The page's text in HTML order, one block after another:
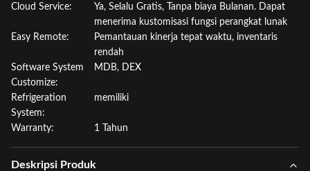
Cloud Service:
Ya, Selalu Gratis, Tanpa biaya Bulanan. Dapat
menerima kustomisasi fungsi perangkat lunak
Easy Remote:
Pemantauan kinerja tepat waktu, inventaris
rendah
Software System
Customize:
MDB, DEX
Refrigeration
System:
memiliki
Warranty: 1 Tahun
Deskripsi Produk